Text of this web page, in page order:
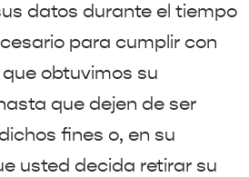
datos durante el tiempo
para cumplir con
obtuvimos su
que dejen de ser
fines o, en su
usted decida retirar su